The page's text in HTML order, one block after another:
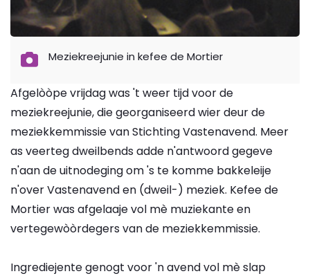
Meziekreejunie in kefee de Mortier
Afgelòòpe vrijdag was 't weer tijd voor de
meziekreejunie, die georganiseerd wier deur de
meziekkemmissie van Stichting Vastenavend. Meer
as veerteg dweilbends adde n'antwoord gegeve
n'aan de uitnodeging om 's te komme bakkeleije
n'over Vastenavend en (dweil-) meziek. Kefee de
Mortier was afgelaaje vol mè muziekante en
vertegewòòrdegers van de meziekkemmissie.
Ingrediejente genogt voor 'n avend vol mè slap